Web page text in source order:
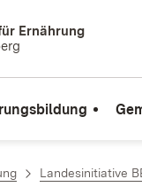
Ernährung
Landesinitiative